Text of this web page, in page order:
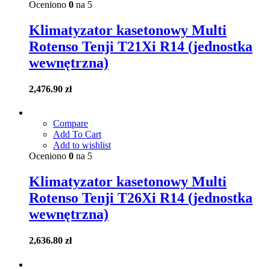
Oceniono 0 na 5
Klimatyzator kasetonowy Multi
Rotenso Tenji T21Xi R14 (jednostka
wewnętrzna)
2,476.90 zł
Compare
Add To Cart
Add to wishlist
Oceniono 0 na 5
Klimatyzator kasetonowy Multi
Rotenso Tenji T26Xi R14 (jednostka
wewnętrzna)
2,636.80 zł